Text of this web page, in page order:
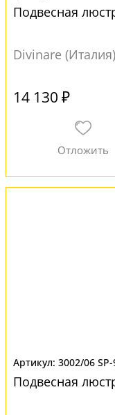
Подвесная
Divinare (Италия)
14 130 ₽
3002/06
Подвесная